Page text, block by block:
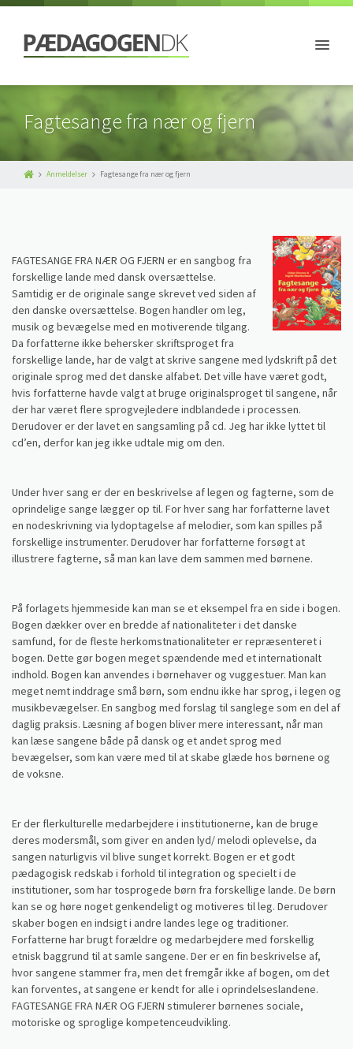
Fagtesange fra nær og fjern
Anmeldelser Fagtesange fra nær og fjern
FAGTESANGE FRA NÆR OG FJERN er en sangbog fra
forskellige lande med dansk oversættelse.
Samtidig er de originale sange skrevet ved siden af
den danske oversættelse. Bogen handler om leg,
musik og bevægelse med en motiverende tilgang.
Da forfatterne ikke behersker skriftsproget fra
forskellige lande, har de valgt at skrive sangene med lydskrift på det
originale sprog med det danske alfabet. Det ville have været godt,
hvis forfatterne havde valgt at bruge originalsproget til sangene, når
der har været flere sprogvejledere indblandede i processen.
Derudover er der lavet en sangsamling på cd. Jeg har ikke lyttet til
cd’en, derfor kan jeg ikke udtale mig om den.
Under hver sang er der en beskrivelse af legen og fagterne, som de
oprindelige sange lægger op til. For hver sang har forfatterne lavet
en nodeskrivning via lydoptagelse af melodier, som kan spilles på
forskellige instrumenter. Derudover har forfatterne forsøgt at
illustrere fagterne, så man kan lave dem sammen med børnene.
På forlagets hjemmeside kan man se et eksempel fra en side i bogen.
Bogen dækker over en bredde af nationaliteter i det danske
samfund, for de fleste herkomstnationaliteter er repræsenteret i
bogen. Dette gør bogen meget spændende med et internationalt
indhold. Bogen kan anvendes i børnehaver og vuggestuer. Man kan
meget nemt inddrage små børn, som endnu ikke har sprog, i legen og
musikbevægelser. En sangbog med forslag til sanglege som en del af
daglig praksis. Læsning af bogen bliver mere interessant, når man
kan læse sangene både på dansk og et andet sprog med
bevægelser, som kan være med til at skabe glæde hos børnene og
de voksne.
Er der flerkulturelle medarbejdere i institutionerne, kan de bruge
deres modersmål, som giver en anden lyd/ melodi oplevelse, da
sangen naturligvis vil blive sunget korrekt. Bogen er et godt
pædagogisk redskab i forhold til integration og specielt i de
institutioner, som har tosprogede børn fra forskellige lande. De børn
kan se og høre noget genkendeligt og motiveres til leg. Derudover
skaber bogen en indsigt i andre landes lege og traditioner.
Forfatterne har brugt forældre og medarbejdere med forskellig
etnisk baggrund til at samle sangene. Der er en fin beskrivelse af,
hvor sangene stammer fra, men det fremgår ikke af bogen, om det
kan forventes, at sangene er kendt for alle i oprindelseslandene.
FAGTESANGE FRA NÆR OG FJERN stimulerer børnenes sociale,
motoriske og sproglige kompetenceudvikling.